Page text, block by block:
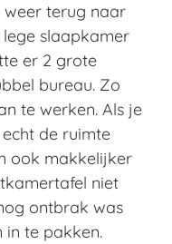
weer terug naar
slaapkamer
er 2 grote
bureau. Zo
te werken. Als je
de ruimte
ook makkelijker
niet
ontbrak was
in te pakken.